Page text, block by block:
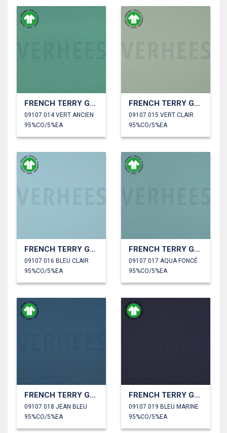
FRENCH TERRY GOTS
09107.014 VERT ANCIEN
95%CO/5%EA
FRENCH TERRY GOTS
09107.015 VERT CLAIR
95%CO/5%EA
FRENCH TERRY GOTS
09107.016 BLEU CLAIR
95%CO/5%EA
FRENCH TERRY GOTS
09107.017 AQUA FONCÉ
95%CO/5%EA
FRENCH TERRY GOTS
09107.018 JEAN BLEU
95%CO/5%EA
FRENCH TERRY GOTS
09107.019 BLEU MARINE
95%CO/5%EA